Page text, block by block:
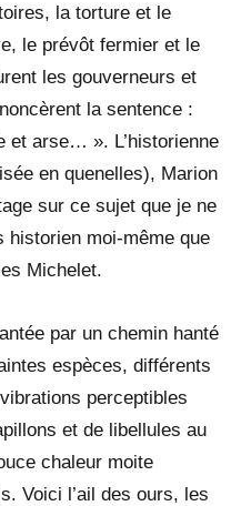
la torture et le
le prévôt fermier et le
les gouverneurs et
la sentence :
et arse… ». L’historienne
en quenelles), Marion
sur ce sujet que je ne
historien moi-même que
Michelet.
par un chemin hanté
espèces, différents
perceptibles
et de libellules au
chaleur moite
Voici l’ail des ours, les